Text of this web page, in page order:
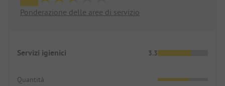
Ponderazione delle aree di servizio
Servizi igienici 3.3
Quantità